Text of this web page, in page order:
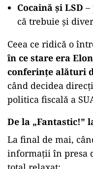
Cocaină și LSD
că trebuie și
Ceea ce ridică o
în ce stare era
conferințe alături
când decidea
politica fiscală a
De la „Fantastic!”
La final de mai,
informații în presa